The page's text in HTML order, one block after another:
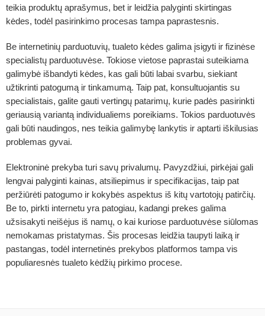
teikia produktų aprašymus, bet ir leidžia palyginti skirtingas
kėdes, todėl pasirinkimo procesas tampa paprastesnis.
Be internetinių parduotuvių, tualeto kėdes galima įsigyti ir fizinėse
specialistų parduotuvėse. Tokiose vietose paprastai suteikiama
galimybė išbandyti kėdes, kas gali būti labai svarbu, siekiant
užtikrinti patogumą ir tinkamumą. Taip pat, konsultuojantis su
specialistais, galite gauti vertingų patarimų, kurie padės pasirinkti
geriausią variantą individualiems poreikiams. Tokios parduotuvės
gali būti naudingos, nes teikia galimybę lankytis ir aptarti iškilusias
problemas gyvai.
Elektroninė prekyba turi savų privalumų. Pavyzdžiui, pirkėjai gali
lengvai palyginti kainas, atsiliepimus ir specifikacijas, taip pat
peržiūrėti patogumo ir kokybės aspektus iš kitų vartotojų patirčių.
Be to, pirkti internetu yra patogiau, kadangi prekes galima
užsisakyti neišėjus iš namų, o kai kuriose parduotuvėse siūlomas
nemokamas pristatymas. Šis procesas leidžia taupyti laiką ir
pastangas, todėl internetinės prekybos platformos tampa vis
populiaresnės tualeto kėdžių pirkimo procese.